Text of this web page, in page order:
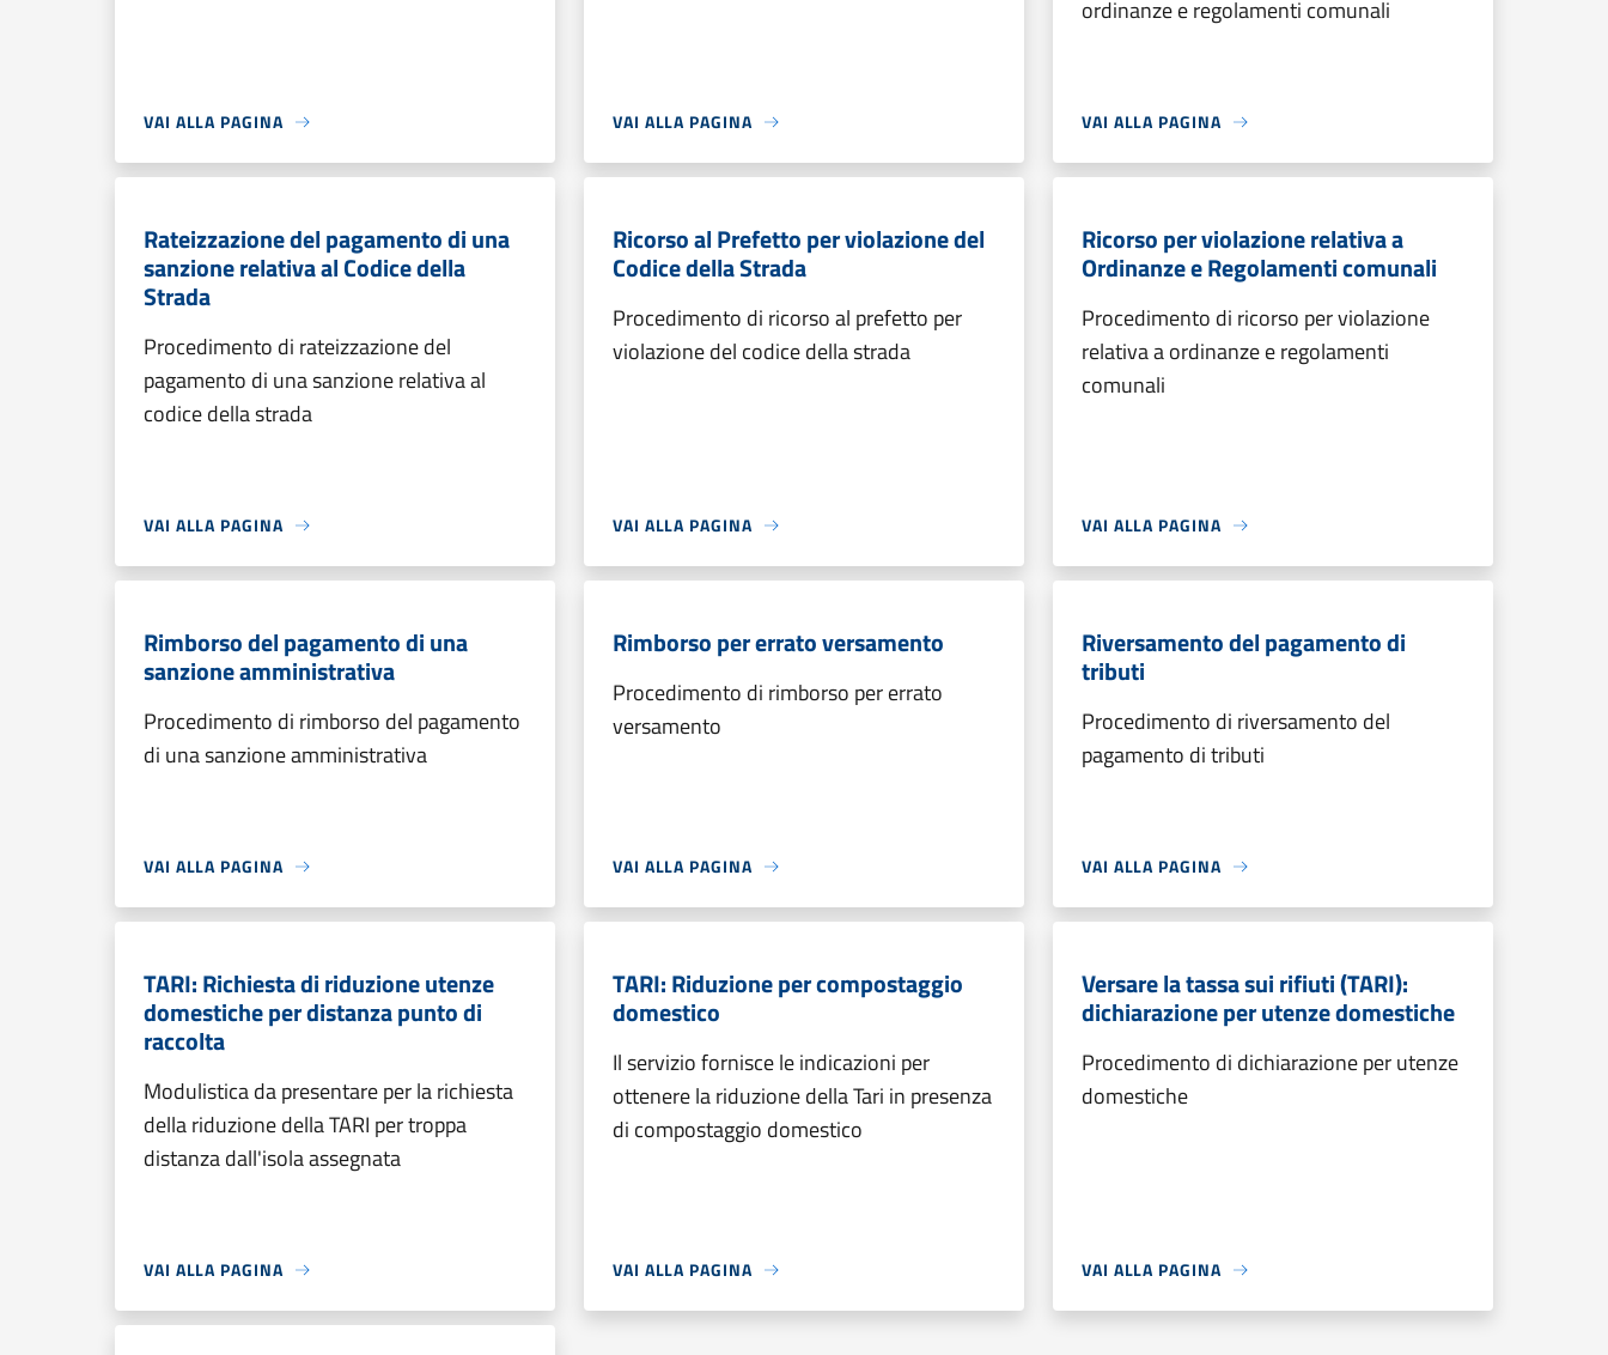
VAI ALLA PAGINA VAI ALLA PAGINA
ordinanze e regolamenti comunali
VAI ALLA PAGINA
Rateizzazione del pagamento di una
sanzione relativa al Codice della
Strada
Procedimento di rateizzazione del
pagamento di una sanzione relativa al
codice della strada
VAI ALLA PAGINA
Ricorso al Prefetto per violazione del
Codice della Strada
Procedimento di ricorso al prefetto per
violazione del codice della strada
VAI ALLA PAGINA
Ricorso per violazione relativa a
Ordinanze e Regolamenti comunali
Procedimento di ricorso per violazione
relativa a ordinanze e regolamenti
comunali
VAI ALLA PAGINA
Rimborso del pagamento di una
sanzione amministrativa
Procedimento di rimborso del pagamento
di una sanzione amministrativa
VAI ALLA PAGINA
Rimborso per errato versamento
Procedimento di rimborso per errato
versamento
VAI ALLA PAGINA
Riversamento del pagamento di
tributi
Procedimento di riversamento del
pagamento di tributi
VAI ALLA PAGINA
TARI: Richiesta di riduzione utenze
domestiche per distanza punto di
raccolta
Modulistica da presentare per la richiesta
della riduzione della TARI per troppa
distanza dall'isola assegnata
VAI ALLA PAGINA
TARI: Riduzione per compostaggio
domestico
Il servizio fornisce le indicazioni per
ottenere la riduzione della Tari in presenza
di compostaggio domestico
VAI ALLA PAGINA
Versare la tassa sui rifiuti (TARI):
dichiarazione per utenze domestiche
Procedimento di dichiarazione per utenze
domestiche
VAI ALLA PAGINA